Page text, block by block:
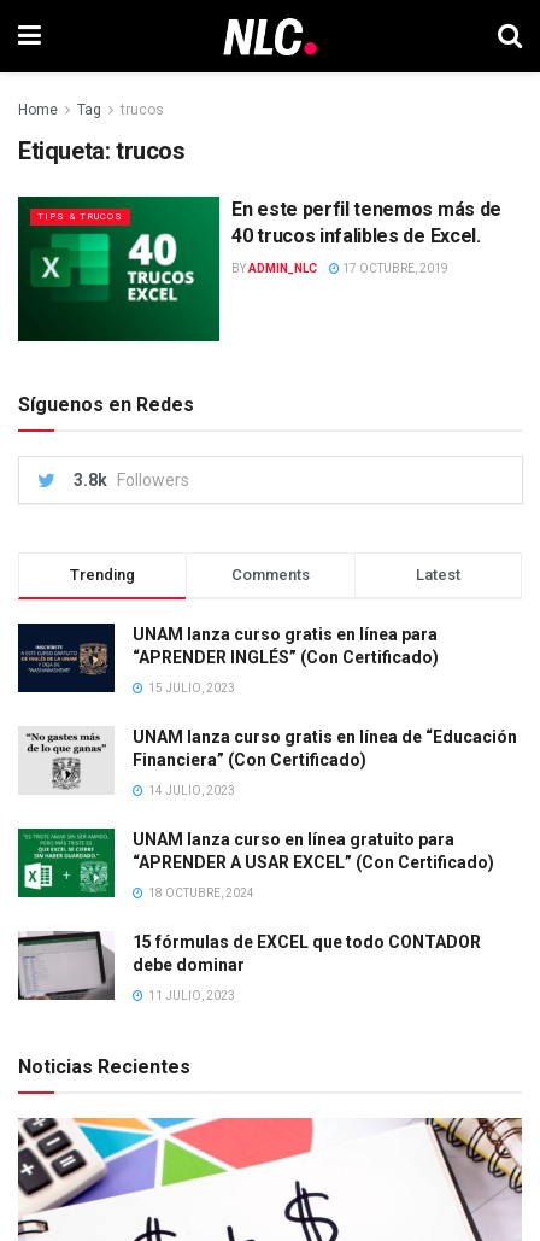
Home Tag trucos
Etiqueta: trucos
TIPS & TRUCOS
En este perfil tenemos más de
40 trucos infalibles de Excel.
BYADMIN_NLC 17 OCTUBRE, 2019
Síguenos en Redes
3.8k Followers
Trending Comments Latest
UNAM lanza curso gratis en línea para
“APRENDER INGLÉS” (Con Certificado)
15 JULIO, 2023
UNAM lanza curso gratis en línea de “Educación
Financiera” (Con Certificado)
14 JULIO, 2023
UNAM lanza curso en línea gratuito para
“APRENDER A USAR EXCEL” (Con Certificado)
18 OCTUBRE, 2024
15 fórmulas de EXCEL que todo CONTADOR
debe dominar
11 JULIO, 2023
Noticias Recientes